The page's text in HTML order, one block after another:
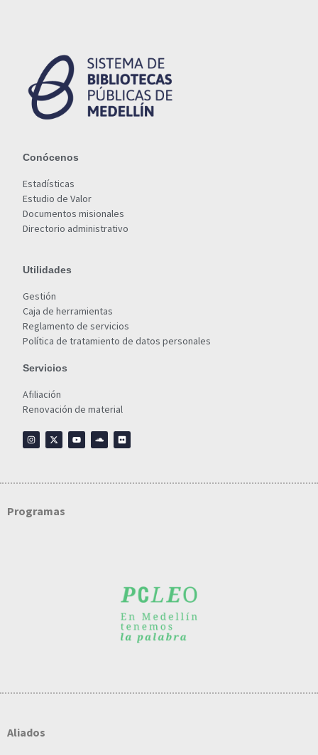
Conócenos
Estadísticas
Estudio de Valor
Documentos misionales
Directorio administrativo
Utilidades
Gestión
Caja de herramientas
Reglamento de servicios
Política de tratamiento de datos personales
Servicios
Afiliación
Renovación de material
Programas
Aliados